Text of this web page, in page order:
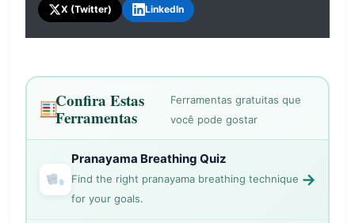
voz alta. Basta creditar o
FindHealthTips.com se você usar nossas
que ler um folheto. O engajamento regular
com trivia de saúde pode ajudá-lo a tomar
treino na academia para sua consciência
sobre saúde!
X (Twitter) LinkedIn
Confira Estas
Ferramentas
Ferramentas gratuitas que
você pode gostar
Pranayama Breathing Quiz
Find the right pranayama breathing technique
for your goals.
→